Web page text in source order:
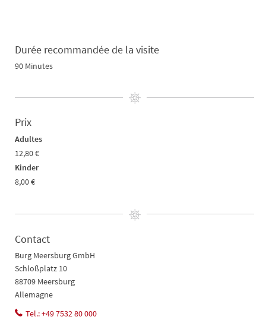
Durée recommandée de la visite
90 Minutes
Prix
Adultes
12,80 €
Kinder
8,00 €
Contact
Burg Meersburg GmbH
Schloßplatz 10
88709 Meersburg
Allemagne
Tel.: +49 7532 80 000